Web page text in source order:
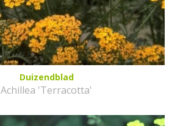
Duizendblad
Achillea 'Terracotta'